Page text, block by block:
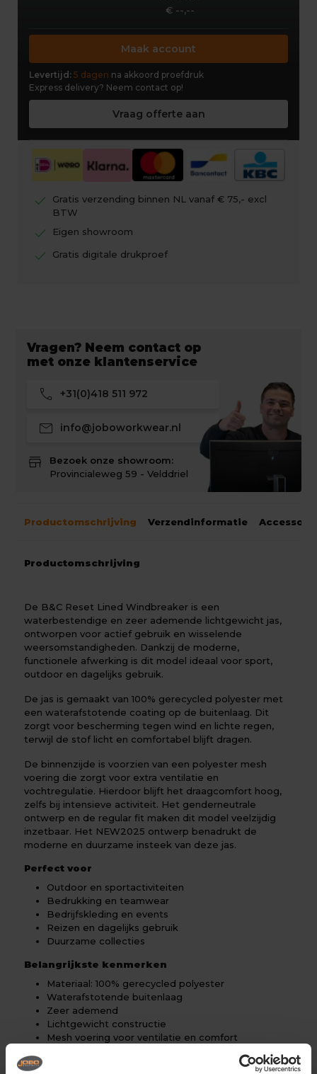
€ --,--
Maak account
Levertijd: 5 dagen na akkoord proefdruk
Express delivery? Neem contact op!
Vraag offerte aan
check
Gratis verzending binnen NL vanaf € 75,- excl
BTW
check Eigen showroom
check Gratis digitale drukproef
Vragen? Neem contact op
met onze klantenservice
call +31(0)418 511 972
mail info@joboworkwear.nl
store
Bezoek onze showroom:
Provincialeweg 59 - Velddriel
Productomschrijving Verzendinformatie
Productomschrijving
De B&C Reset Lined Windbreaker is een
waterbestendige en zeer ademende lichtgewicht jas,
ontworpen voor actief gebruik en wisselende
weersomstandigheden. Dankzij de moderne,
functionele afwerking is dit model ideaal voor sport,
outdoor en dagelijks gebruik.
De jas is gemaakt van 100% gerecycled polyester met
een waterafstotende coating op de buitenlaag. Dit
zorgt voor bescherming tegen wind en lichte regen,
terwijl de stof licht en comfortabel blijft dragen.
De binnenzijde is voorzien van een polyester mesh
voering die zorgt voor extra ventilatie en
vochtregulatie. Hierdoor blijft het draagcomfort hoog,
zelfs bij intensieve activiteit. Het genderneutrale
ontwerp en de regular fit maken dit model veelzijdig
inzetbaar. Het NEW2025 ontwerp benadrukt de
moderne en duurzame insteek van deze jas.
Perfect voor
Outdoor en sportactiviteiten
Bedrukking en teamwear
Bedrijfskleding en events
Reizen en dagelijks gebruik
Duurzame collecties
Belangrijkste kenmerken
Materiaal: 100% gerecycled polyester
Waterafstotende buitenlaag
Zeer ademend
Lichtgewicht constructie
Mesh voering voor ventilatie en comfort